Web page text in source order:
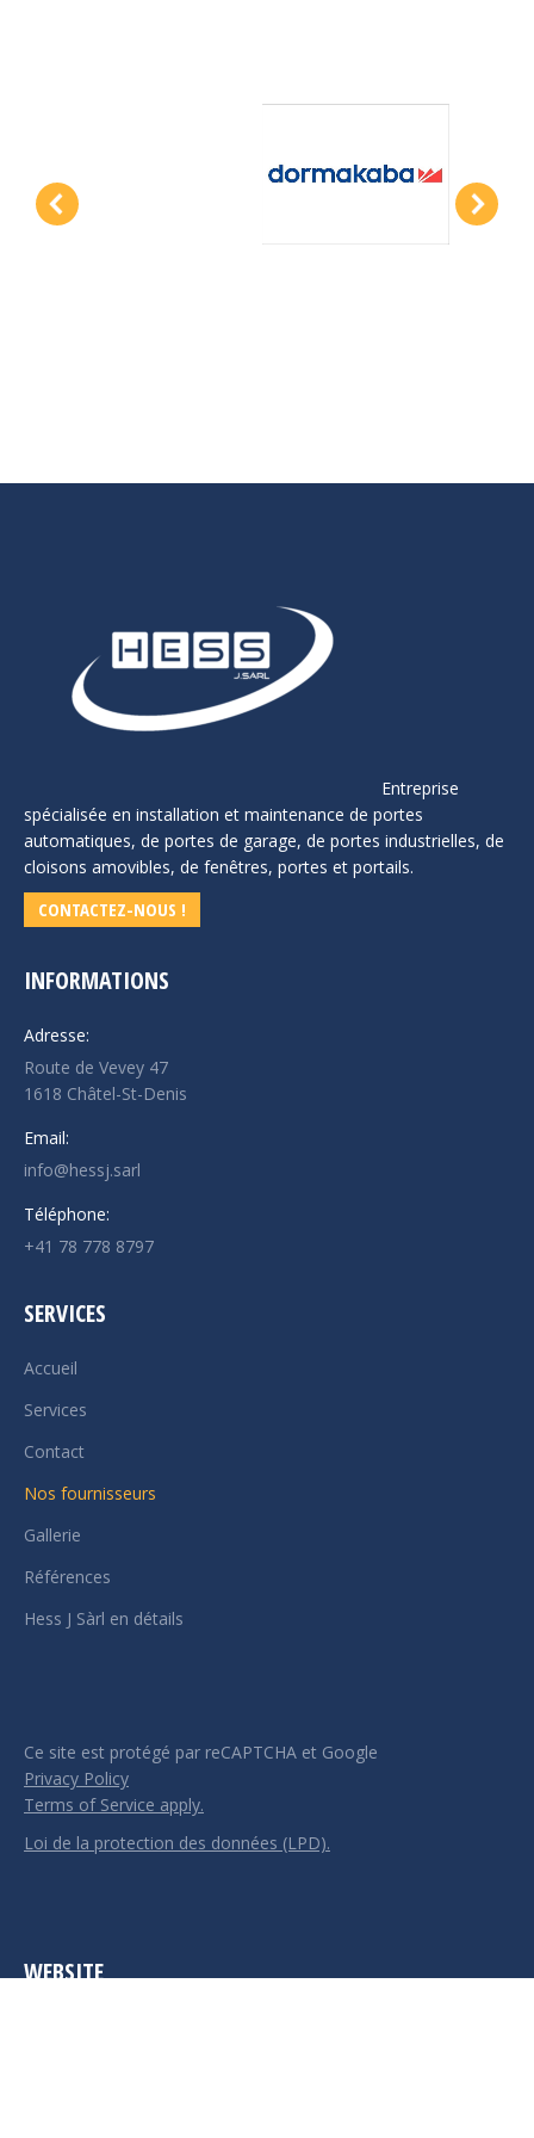
Entreprise
spécialisée en installation et maintenance de portes
automatiques, de portes de garage, de portes industrielles, de
cloisons amovibles, de fenêtres, portes et portails.
CONTACTEZ-NOUS !
INFORMATIONS
Adresse:
Route de Vevey 47
1618 Châtel-St-Denis
Email:
info@hessj.sarl
Téléphone:
+41 78 778 8797
SERVICES
Accueil
Services
Contact
Nos fournisseurs
Gallerie
Références
Hess J Sàrl en détails
Ce site est protégé par reCAPTCHA et Google
Privacy Policy
Terms of Service apply.
Loi de la protection des données (LPD).
WEBSITE